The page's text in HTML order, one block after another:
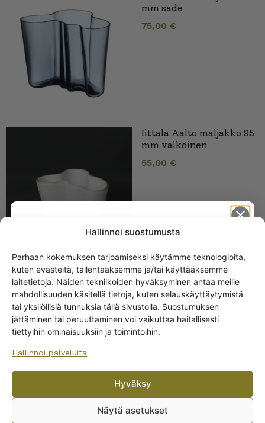
Hallinnoi suostumusta
Parhaan kokemuksen tarjoamiseksi käytämme teknologioita,
kuten evästeitä, tallentaaksemme ja/tai käyttääksemme
laitetietoja. Näiden tekniikoiden hyväksyminen antaa meille
mahdollisuuden käsitellä tietoja, kuten selauskäyttäytymistä
tai yksilöllisiä tunnuksia tällä sivustolla. Suostumuksen
jättäminen tai peruuttaminen voi vaikuttaa haitallisesti
tiettyihin ominaisuuksiin ja toimintoihin.
Hallinnoi palveluita
Hyväksy
Näytä asetukset
mm sade
75,00 €
Iittala Aalto maljakko 95
mm valkoinen
55,00 €
IIttala Mariskooli 155 mm
vihreä
35,00€
Get -5%
off?
Yes! I want the discount
privacy policy.